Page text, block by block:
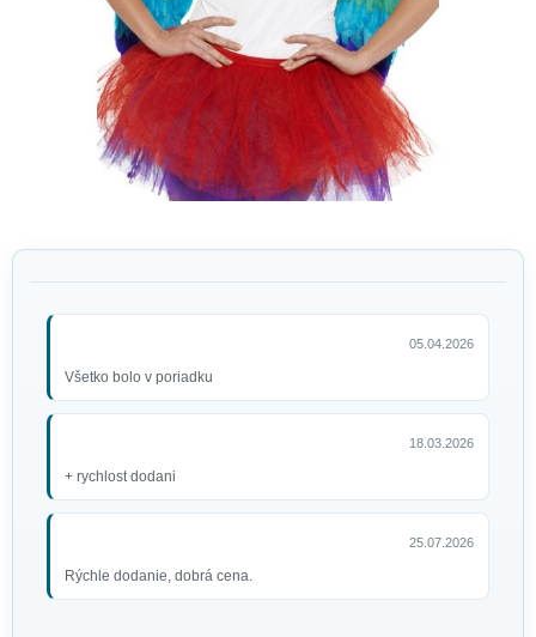
05.04.2026
Všetko bolo v poriadku
18.03.2026
+ rychlost dodani
25.07.2026
Rýchle dodanie, dobrá cena.